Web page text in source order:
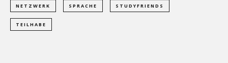
NETZWERK SPRACHE STUDYFRIENDS
TEILHABE